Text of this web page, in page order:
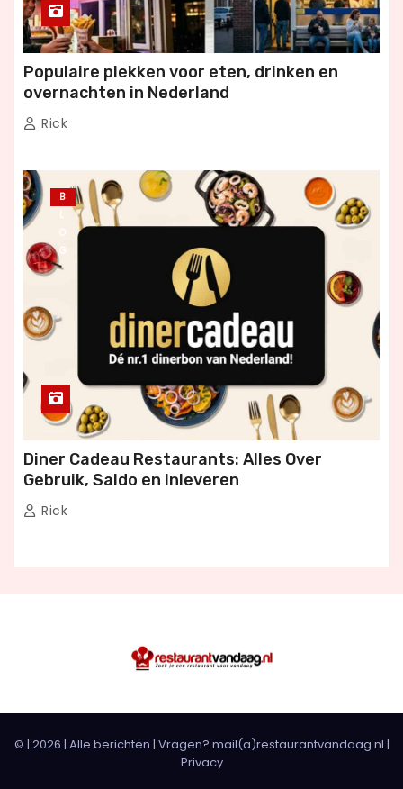
Populaire plekken voor eten, drinken en
overnachten in Nederland
Rick
B
L
O
G
Diner Cadeau Restaurants: Alles Over
Gebruik, Saldo en Inleveren
Rick
© | 2026 | Alle berichten | Vragen? mail(a)restaurantvandaag.nl |
Privacy